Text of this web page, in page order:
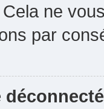
ne
par